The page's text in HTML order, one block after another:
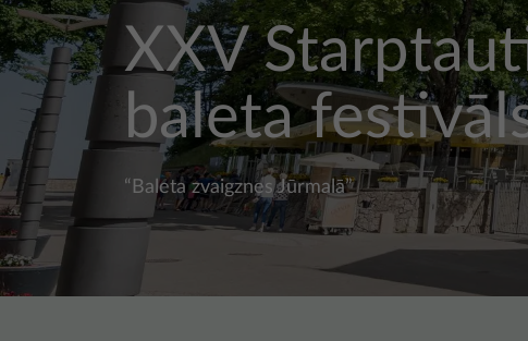
XXV
baleta
“Baleta zvaigznes Jūrmalā”